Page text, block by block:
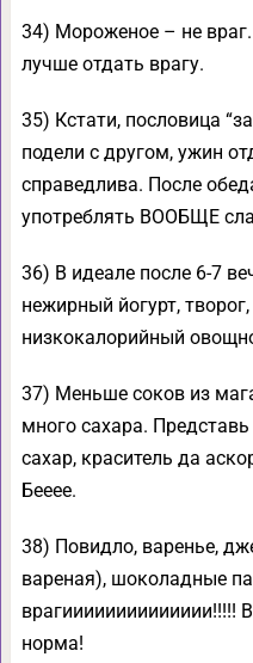
34) Мороженое – не
лучше отдать врагу.
35) Кстати, пословица
подели с другом, ужин
справедлива. После
употреблять ВООБЩЕ
36) В идеале после 6-7
нежирный йогурт,
низкокалорийный
37) Меньше соков из
много сахара. Представь
сахар, краситель да
Бееее.
38) Повидло, варенье,
вареная), шоколадные
врагииииииииииииии!!!!!
норма!